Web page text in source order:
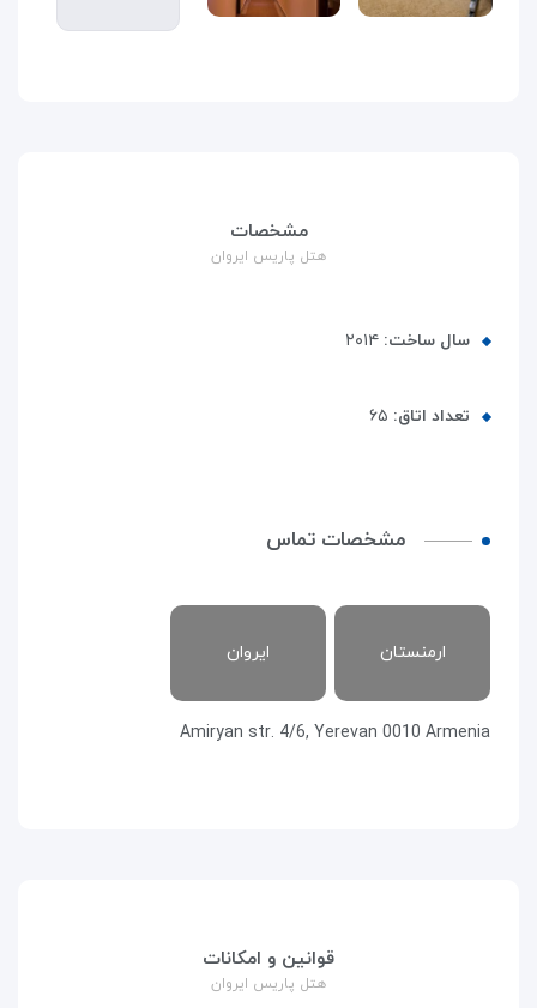
مشخصات
هتل پاریس ایروان
سال ساخت: ۲۰۱۴
تعداد اتاق: ۶۵
مشخصات تماس
ارمنستان ایروان
Amiryan str. 4/6, Yerevan 0010 Armenia
قوانین و امکانات
هتل پاریس ایروان